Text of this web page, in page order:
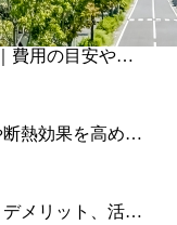
費用の目安や…
断熱効果を高め…
デメリット、活…